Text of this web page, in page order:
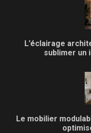
L’éclairage
sublimer un
Le mobilier